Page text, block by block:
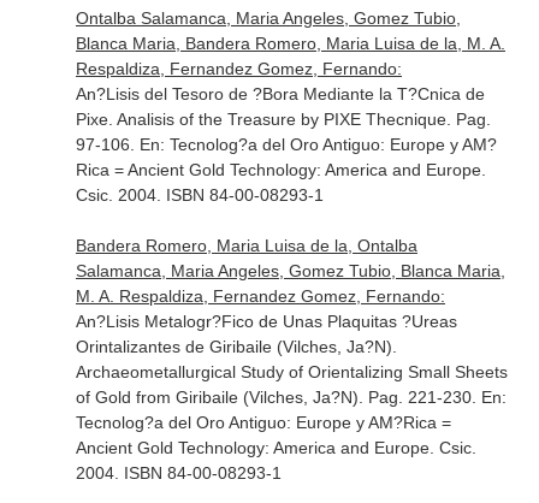
Ontalba Salamanca, Maria Angeles, Gomez Tubio,
Blanca Maria, Bandera Romero, Maria Luisa de la, M. A.
Respaldiza, Fernandez Gomez, Fernando:
An?Lisis del Tesoro de ?Bora Mediante la T?Cnica de
Pixe. Analisis of the Treasure by PIXE Thecnique. Pag.
97-106. En: Tecnolog?a del Oro Antiguo: Europe y AM?
Rica = Ancient Gold Technology: America and Europe.
Csic. 2004. ISBN 84-00-08293-1
Bandera Romero, Maria Luisa de la, Ontalba
Salamanca, Maria Angeles, Gomez Tubio, Blanca Maria,
M. A. Respaldiza, Fernandez Gomez, Fernando:
An?Lisis Metalogr?Fico de Unas Plaquitas ?Ureas
Orintalizantes de Giribaile (Vilches, Ja?N).
Archaeometallurgical Study of Orientalizing Small Sheets
of Gold from Giribaile (Vilches, Ja?N). Pag. 221-230. En:
Tecnolog?a del Oro Antiguo: Europe y AM?Rica =
Ancient Gold Technology: America and Europe. Csic.
2004. ISBN 84-00-08293-1